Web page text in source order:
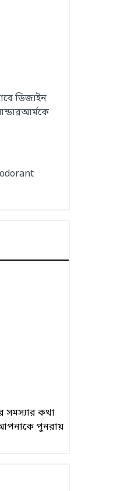
ডিজাইন
সমস্যার কথা
আপনাকে পুনরায়